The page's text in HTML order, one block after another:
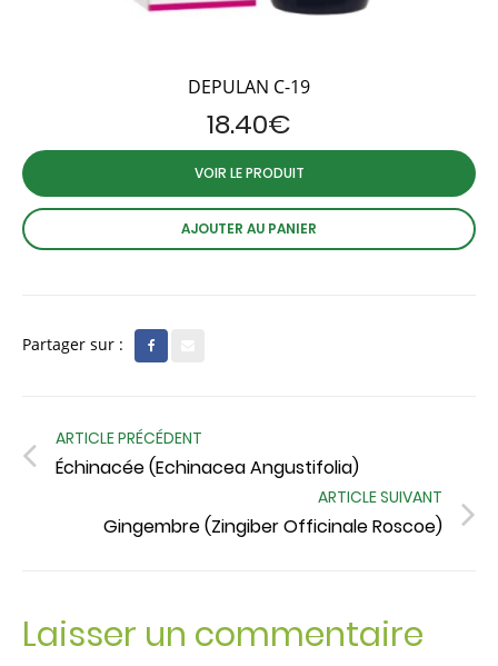
DEPULAN C-19
18.40€
VOIR LE PRODUIT
AJOUTER AU PANIER
Partager sur :
ARTICLE PRÉCÉDENT
Échinacée (Echinacea Angustifolia)
ARTICLE SUIVANT
Gingembre (Zingiber Officinale Roscoe)
Laisser un commentaire